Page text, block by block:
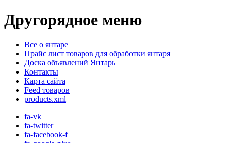
Другорядное меню
Все о янтаре
Прайс лист товаров для обработки янтаря
Доска объявлений Янтарь
Контакты
Карта сайта
Feed товаров
products.xml
fa-vk
fa-twitter
fa-facebook-f